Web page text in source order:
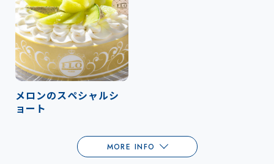
メロンのスペシャルシ
ョート
MORE INFO